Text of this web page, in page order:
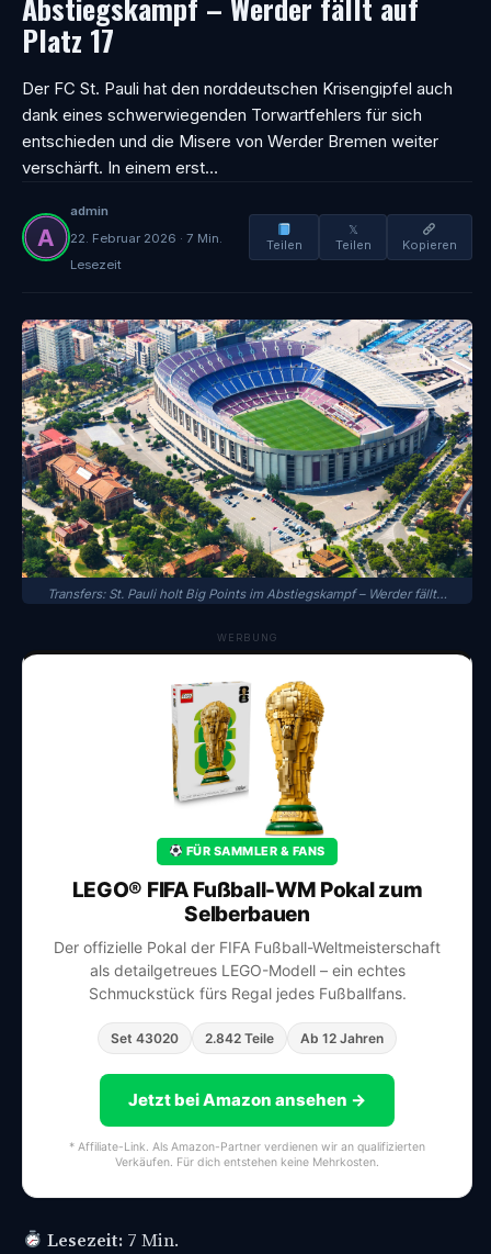
Platz 17
Der FC St. Pauli hat den norddeutschen Krisengipfel auch
dank eines schwerwiegenden Torwartfehlers für sich
entschieden und die Misere von Werder Bremen weiter
verschärft. In einem erst…
admin
22. Februar 2026 · 7 Min.
Lesezeit
Teilen
𝕏
Teilen
Kopieren
Transfers: St. Pauli holt Big Points im Abstiegskampf – Werder fällt…
WERBUNG
FÜR SAMMLER & FANS
LEGO® FIFA Fußball-WM Pokal zum
Selberbauen
Der offizielle Pokal der FIFA Fußball-Weltmeisterschaft
als detailgetreues LEGO-Modell – ein echtes
Schmuckstück fürs Regal jedes Fußballfans.
Set 43020 2.842 Teile Ab 12 Jahren
Jetzt bei Amazon ansehen →
* Affiliate-Link. Als Amazon-Partner verdienen wir an qualifizierten
Verkäufen. Für dich entstehen keine Mehrkosten.
Lesezeit:7 Min.